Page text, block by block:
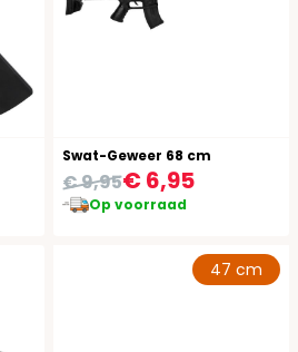
Swat-Geweer 68 cm
€ 6,95
€ 9,95
Op voorraad
47 cm